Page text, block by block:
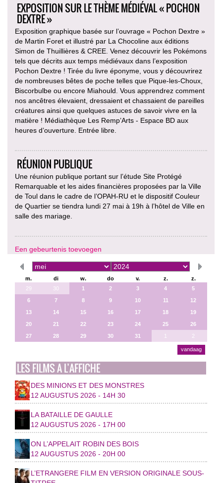
EXPOSITION SUR LE THÈME MÉDIÉVAL « POCHON
DEXTRE »
Exposition graphique basée sur l’ouvrage « Pochon Dextre »
de Martin Foret et illustré par La Chocoline aux éditions
Simon de Thuillières & CREE. Venez découvrir les Pokémons
tels que décrits aux temps médiévaux dans l’exposition
Pochon Dextre ! Tirée du livre éponyme, vous y découvrirez
de nombreuses bêtes de poche telles que Pique-les-Choux,
Biscorbulbe ou encore Miahould. Vous apprendrez comment
nos ancêtres élevaient, dressaient et chassaient de pareilles
créatures ainsi que quelques astuces de savoir vivre en la
matière ! Médiathèque Les Remp’Arts - Espace BD aux
heures d’ouverture. Entrée libre.
RÉUNION PUBLIQUE
Une réunion publique portant sur l’étude Site Protégé
Remarquable et les aides financières proposées par la Ville
de Toul dans le cadre de l’OPAH-RU et le dispositif Couleur
de Quartier se tiendra lundi 27 mai à 19h à l’hôtel de Ville en
salle des mariage.
Een gebeurtenis toevoegen
m. di w. do v. z.
z.
29
30 1 2 3 4
5
6
7 8 9 10 11
12
13
14 15 16 17 18
19
20
21 22 23 24 25
26
27
28 29 30 31 1 2
vandaag
LES FILMS A L’AFFICHE
DES MINIONS ET DES MONSTRES
12 AUGUSTUS 2026 - 14H 30
LA BATAILLE DE GAULLE
12 AUGUSTUS 2026 - 17H 00
ON L’APPELAIT ROBIN DES BOIS
12 AUGUSTUS 2026 - 20H 00
L’ETRANGERE FILM EN VERSION ORIGINALE SOUS-